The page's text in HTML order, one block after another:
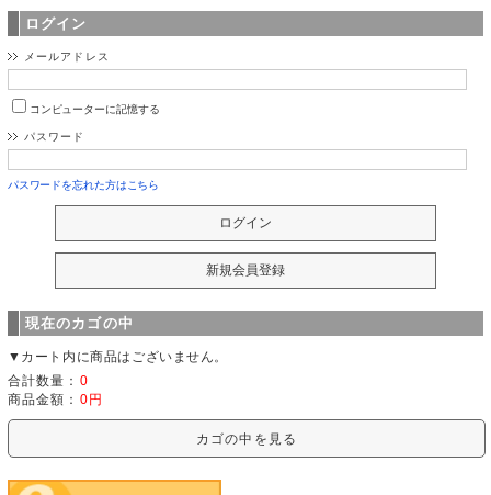
ログイン
メールアドレス
コンピューターに記憶する
パスワード
パスワードを忘れた方はこちら
現在のカゴの中
▼カート内に商品はございません。
合計数量： 0
商品金額： 0円
カゴの中を見る